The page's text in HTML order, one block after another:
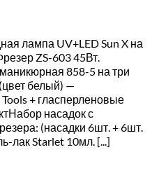
лампа UV+LED Sun X на
ZS-603 45Вт.
858-5 на три
белый) —
+ гласперленовые
насадок с
(насадки 6шт. + 6шт.
лак Starlet 10мл. [...]